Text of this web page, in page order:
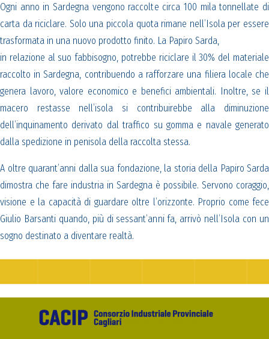
Ogni anno in Sardegna vengono raccolte circa 100 mila tonnellate di
carta da riciclare. Solo una piccola quota rimane nell’Isola per essere
trasformata in una nuovo prodotto finito. La Papiro Sarda,
in relazione al suo fabbisogno, potrebbe riciclare il 30% del materiale
raccolto in Sardegna, contribuendo a rafforzare una filiera locale che
genera lavoro, valore economico e benefici ambientali. Inoltre, se il
macero restasse nell’isola si contribuirebbe alla diminuzione
dell’inquinamento derivato dal traffico su gomma e navale generato
dalla spedizione in penisola della raccolta stessa.
A oltre quarant’anni dalla sua fondazione, la storia della Papiro Sarda
dimostra che fare industria in Sardegna è possibile. Servono coraggio,
visione e la capacità di guardare oltre l’orizzonte. Proprio come fece
Giulio Barsanti quando, più di sessant’anni fa, arrivò nell’Isola con un
sogno destinato a diventare realtà.